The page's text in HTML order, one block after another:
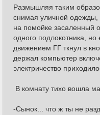
Размышляя таким
снимая уличной
на помойке
одного подлокотника,
движением ГГ ткнул в
держал компьютер
электричество
В комнату тихо вошла
-Сынок... что ж ты не